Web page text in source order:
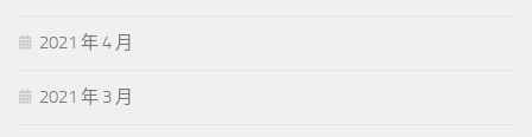
2021 年 4 月
2021 年 3 月